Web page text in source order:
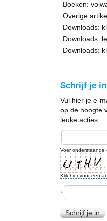
Boeken:
Overige
Downloads:
Downloads:
Downloads:
Schrijf je in
Vul hier je e-
op de hoogte
leuke acties.
Voer onderstaande
Klik hier voor een
*
Schrijf je in